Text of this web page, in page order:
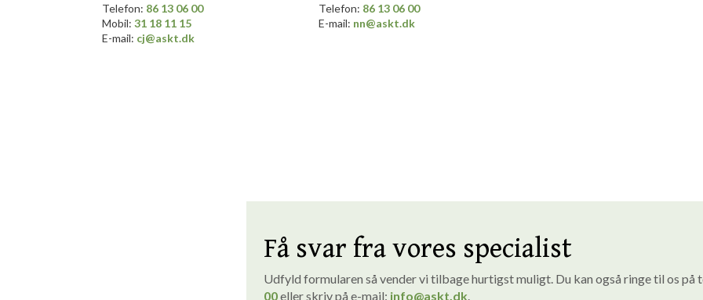
​Telefon: 86 13 06 00
Mobil: 31 18 11 15
E-mail: cj@askt.dk
​Telefon: 86 13 06 00
E-mail: nn@askt.dk​
Få svar fra vores specialist
Udfyld formularen så vender vi tilbage hurtigst muligt. ​Du kan også ringe til os på
00eller skriv på e-mail: info@askt.dk​.